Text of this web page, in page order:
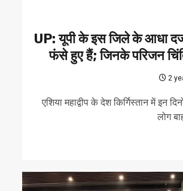
UP: यूपी के इस जिले के आधा
फंसे हुए हैं; जिनके परिजन
2
एशिया महाद्वीप के देश किर्गिस्तान में इन
लोग